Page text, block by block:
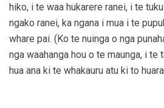
hiko, i te waa hukarere ranei, i te
ngako ranei, ka ngana i mua i te
whare pai. (Ko te nuinga o nga
nga waahanga hou o te maunga, i te
hua ana ki te whakauru atu ki to